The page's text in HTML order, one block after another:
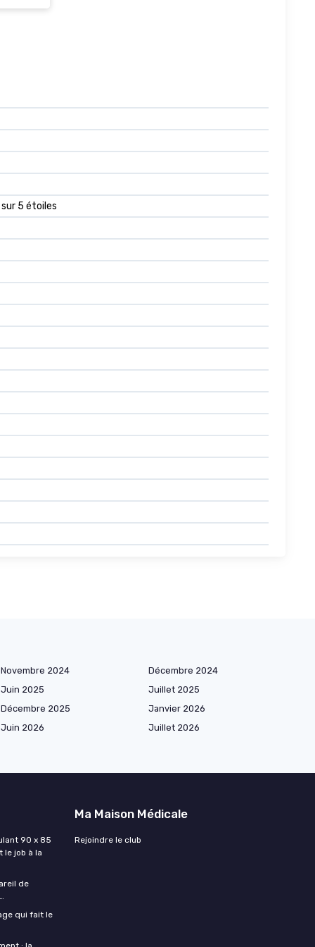
5 étoiles
Novembre 2024
Décembre 2024
Juin 2025
Juillet 2025
Décembre 2025
Janvier 2026
Juin 2026
Juillet 2026
90 x 85
le job à la
de
qui fait le
Ma Maison Médicale
Rejoindre le club